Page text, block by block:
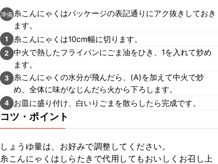
準備 糸こんにゃくはパッケージの表記通りにアク抜きしておき
ます。
1 糸こんにゃくは10cm幅に切ります。
2
中火で熱したフライパンにごま油をひき、1を入れて炒め
ます。
3
糸こんにゃくの水分が飛んだら、(A)を加えて中火で炒
め、全体に味がなじんだら火から下ろします。
4 お皿に盛り付け、白いりごまを散らしたら完成です。
コツ・ポイント
しょうゆ量は、お好みで調整してください。
糸こんにゃくはしらたきで代用してもおいしくお召し上